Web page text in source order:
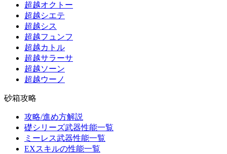
超越オクトー
超越シエテ
超越シス
超越フュンフ
超越カトル
超越サラーサ
超越ソーン
超越ウーノ
砂箱攻略
攻略/進め方解説
礎シリーズ武器性能一覧
ミーレス武器性能一覧
EXスキルの性能一覧